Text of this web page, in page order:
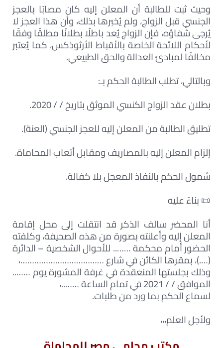
وحيث ثبت للطالبة أن المعلن إليه كان مصابًا بالعجز
الجنسي قبل الزواج، ولم يُخبرها بذلك، وأن هذا العجز لا
يُرجى شفاؤه، فإن الزواج يُعد باطلًا بطلانًا مطلقًا وفقًا
لأحكام اللائحة الخاصة بالأقباط الأرثوذكس، كما يُعتبر
مخالفًا لمبادئ العدالة والحق الطبيعي.
وبالتالي، تطلب الطالبة الحكم بـ:
بطلان عقد الزواج الكنسي الموثق بتاريخ / / 2020.
تطليق الطالبة من المعلن إليه للعجز الجنسي (العنة).
إلزام المعلن إليه بالمصاريف ومقابل أتعاب المحاماة.
شمول الحكم بالنفاذ المعجل بلا كفالة.
📜 بناءً عليه
أنا المحضر سالف الذكر قد انتقلت إلى محل إقامة
المعلن إليه وأعلنته بصورة من هذه الصحيفة، وكلفته
الحضور أمام محكمة …….. للأحوال الشخصية – الدائرة
(….)، بمقرها الكائن في شارع ………………………………،
وذلك بجلستها المنعقدة في غرفة المشورة يوم ……..
الموافق / / 2021 في تمام الساعة ……..،
لسماع الحكم بما ورد من طلبات.
ولأجل العلم،،،